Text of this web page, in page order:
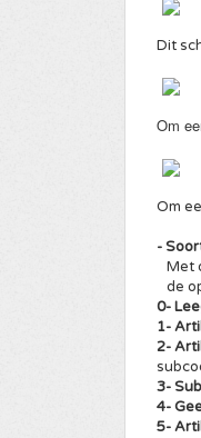
Dit
Om
Om
-
Met
de
0-
1-
2-
3-
4-
5-